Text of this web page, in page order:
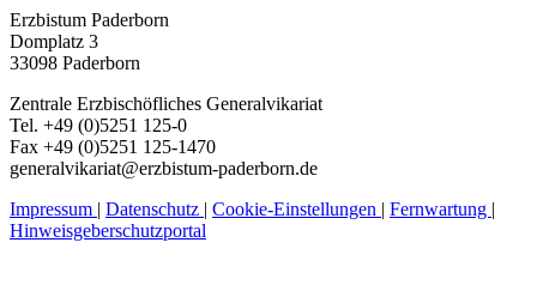
Erzbistum Paderborn
Domplatz 3
33098 Paderborn
Zentrale Erzbischöfliches Generalvikariat
Tel. +49 (0)5251 125-0
Fax +49 (0)5251 125-1470
generalvikariat@erzbistum-paderborn.de
Impressum | Datenschutz | Cookie-Einstellungen | Fernwartung |
Hinweisgeberschutzportal